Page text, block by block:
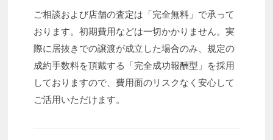
ご相談および店舗の査定は「完全無料」で承って
おります。初期費用などは一切かかりません。実
際に居抜きでの譲渡が成立した場合のみ、規定の
成約手数料を頂戴する「完全成功報酬型」を採用
しておりますので、費用面のリスクなく安心して
ご活用いただけます。